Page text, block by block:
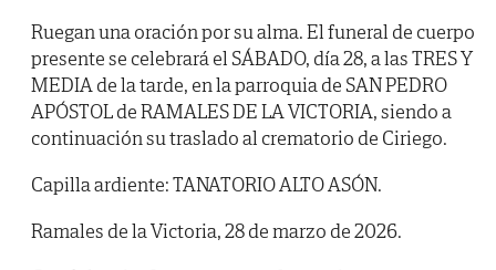
Ruegan una oración por su alma. El funeral de cuerpo
presente se celebrará el SÁBADO, día 28, a las TRES Y
MEDIA de la tarde, en la parroquia de SAN PEDRO
APÓSTOL de RAMALES DE LA VICTORIA, siendo a
continuación su traslado al crematorio de Ciriego.
Capilla ardiente: TANATORIO ALTO ASÓN.
Ramales de la Victoria, 28 de marzo de 2026.